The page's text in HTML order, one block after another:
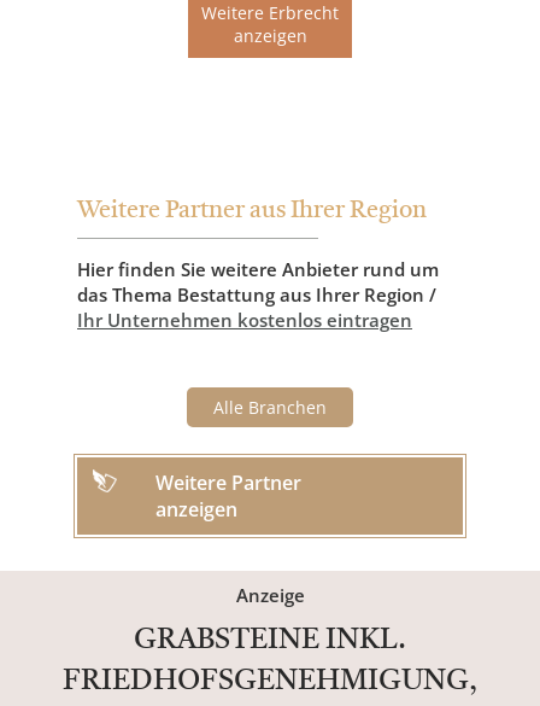
Weitere Erbrecht
anzeigen
Weitere Partner aus Ihrer Region
Hier finden Sie weitere Anbieter rund um
das Thema Bestattung aus Ihrer Region /
Ihr Unternehmen kostenlos eintragen
Alle Branchen
Weitere Partner
anzeigen
Anzeige
GRABSTEINE INKL.
FRIEDHOFSGENEHMIGUNG,